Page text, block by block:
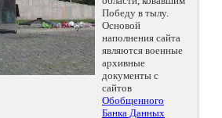
Победу в тылу.
Основой
наполнения сайта
являются военные
архивные
документы с
сайтов
Обобщенного
Банка Данных